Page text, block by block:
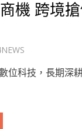
機 跨境
位科技，長期深